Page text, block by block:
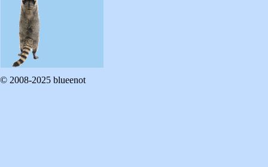
© 2008-2025 blueenot